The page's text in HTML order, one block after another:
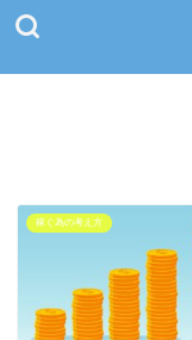
稼ぐ為の考え方